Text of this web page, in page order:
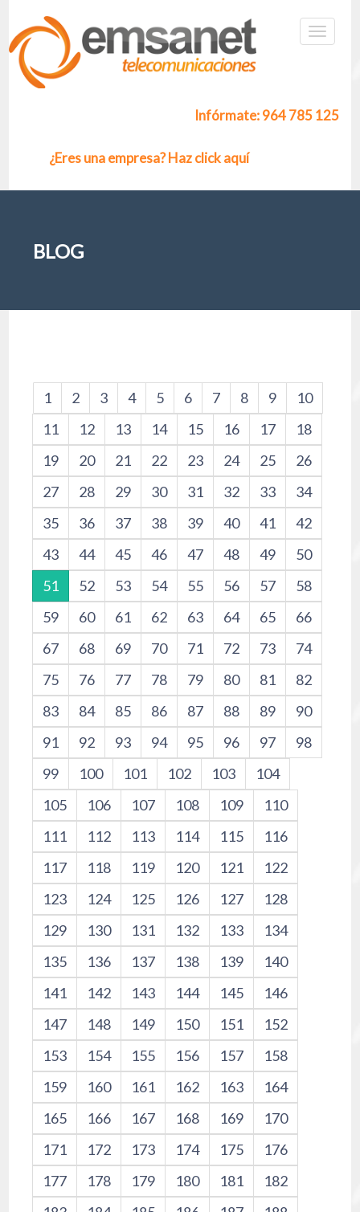
Infórmate: 964 785 125
¿Eres una empresa? Haz click aquí
BLOG
1 2 3 4 5 6 7 8 9
10
11
12 13 14 15 16 17
18
19
20 21 22 23 24 25
26
27
28 29 30 31 32 33
34
35
36 37 38 39 40 41
42
43
44 45 46 47 48 49
50
51
52 53 54 55 56 57
58
59
60 61 62 63 64 65
66
67
68 69 70 71 72 73
74
75
76 77 78 79 80 81
82
83
84 85 86 87 88 89
90
91
92 93 94 95 96 97
98
99
100 101 102 103
104
105
106 107 108 109
110
111
112 113 114 115
116
117
118 119 120 121
122
123
124 125 126 127
128
129
130 131 132 133
134
135
136 137 138 139
140
141
142 143 144 145
146
147
148 149 150 151
152
153
154 155 156 157
158
159
160 161 162 163
164
165
166 167 168 169
170
171
172 173 174 175
176
177
178 179 180 181
182